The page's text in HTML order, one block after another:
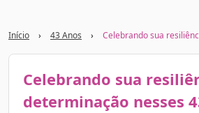
Início › 43 Anos › Celebrando sua
Celebrando sua
determinação nesses